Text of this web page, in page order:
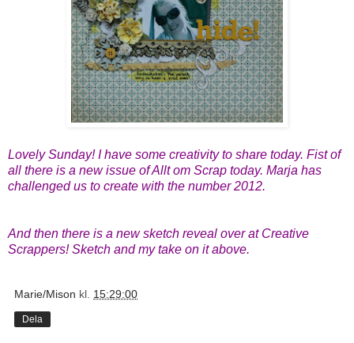
Lovely Sunday! I have some creativity to share today. Fist of
all there is a new issue of Allt om Scrap today. Marja has
challenged us to create with the number 2012.
And then there is a new sketch reveal over at Creative
Scrappers! Sketch and my take on it above.
Marie/Mison kl. 15:29:00
Dela